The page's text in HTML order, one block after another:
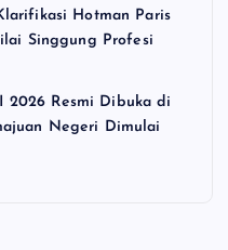
Hotman Paris
Singgung Profesi
2026 Resmi Dibuka di
Negeri Dimulai